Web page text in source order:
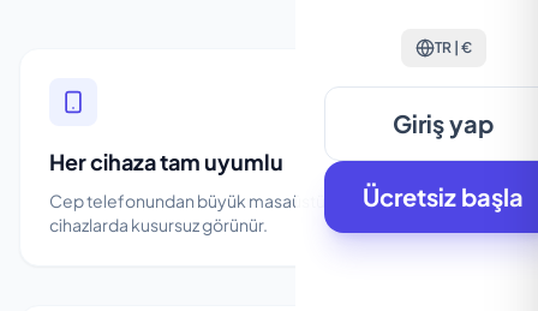
TR | €
Giriş yap
Ücretsiz başla
Her cihaza tam uyumlu
Cep telefonundan büyük masaüstü ekranlara kadar, tüm
cihazlarda kusursuz görünür.